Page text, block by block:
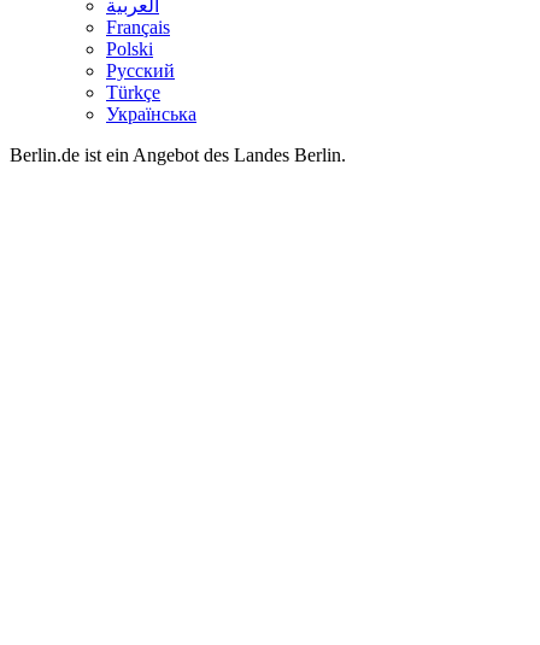
العربية
Français
Polski
Русский
Türkçe
Українська
Berlin.de ist ein Angebot des Landes Berlin.